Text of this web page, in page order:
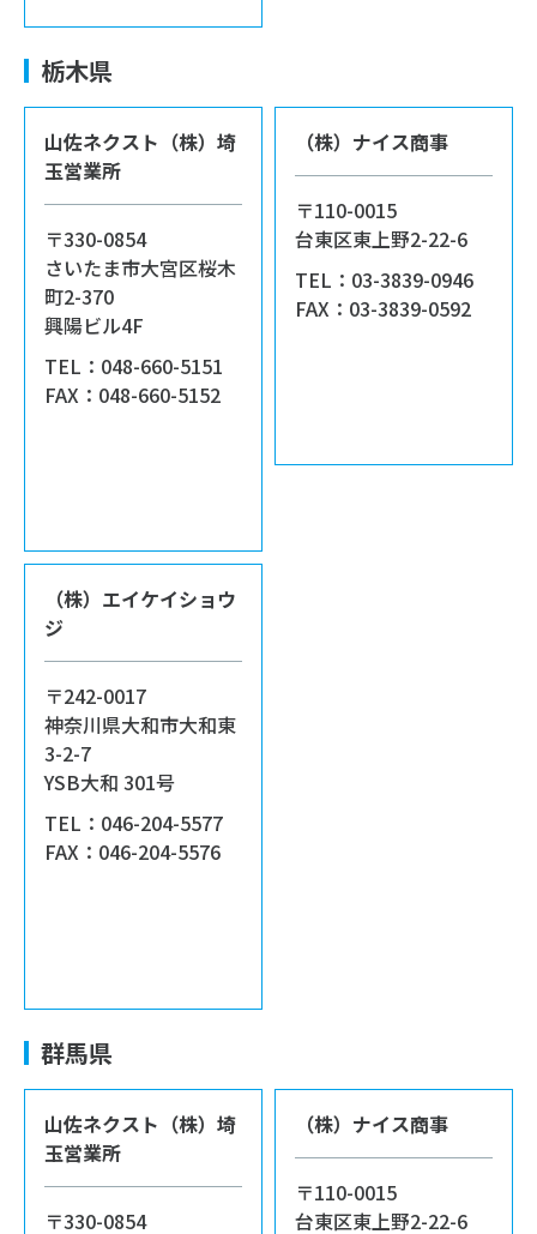
栃木県
山佐ネクスト（株）埼
玉営業所
〒330-0854
さいたま市大宮区桜木
町2-370
興陽ビル4F
TEL：048-660-5151
FAX：048-660-5152
（株）ナイス商事
〒110-0015
台東区東上野2-22-6
TEL：03-3839-0946
FAX：03-3839-0592
（株）エイケイショウ
ジ
〒242-0017
神奈川県大和市大和東
3-2-7
YSB大和 301号
TEL：046-204-5577
FAX：046-204-5576
群馬県
山佐ネクスト（株）埼
玉営業所
〒330-0854
（株）ナイス商事
〒110-0015
台東区東上野2-22-6